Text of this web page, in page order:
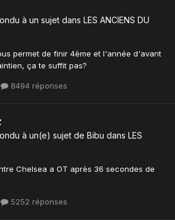
à un sujet dans LES ANCIENS DU
permet de finir 4ème et l'année d'avant
ça te suffit pas?
8494 réponses
à un(e) sujet de Bibu dans LES
Chelsea a OT après 36 secondes de
5252 réponses